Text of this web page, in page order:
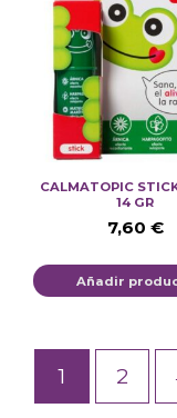
CALMATOPIC
14 GR
7,60 €
Añadir
1 2